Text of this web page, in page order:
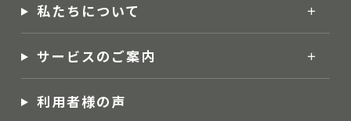
私たちについて
サービスのご案内
利用者様の声